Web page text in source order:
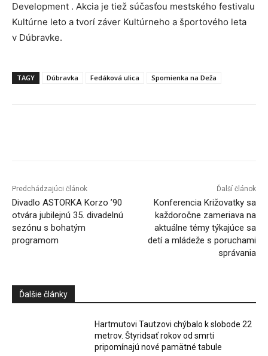
Development . Akcia je tiež súčasťou mestského festivalu
Kultúrne leto a tvorí záver Kultúrneho a športového leta
v Dúbravke.
TAGY Dúbravka Fedáková ulica Spomienka na Deža
Predchádzajúci článok
Divadlo ASTORKA Korzo ’90
otvára jubilejnú 35. divadelnú
sezónu s bohatým
programom
Ďalší článok
Konferencia Križovatky sa
každoročne zameriava na
aktuálne témy týkajúce sa
detí a mládeže s poruchami
správania
Ďalšie články
Hartmutovi Tautzovi chýbalo k slobode 22
metrov. Štyridsať rokov od smrti
pripomínajú nové pamätné tabule